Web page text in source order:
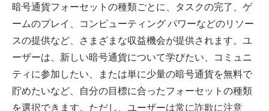
暗号通貨フォーセットの種類ごとに、タスクの完了、ゲ
ームのプレイ、コンピューティング パワーなどのリソー
スの提供など、さまざまな収益機会が提供されます。ユ
ーザーは、新しい暗号通貨について学びたい、コミュニ
ティに参加したい、または単に少量の暗号通貨を無料で
貯めたいなど、自分の目標に合ったフォーセットの種類
を選択できます。ただし、ユーザーは常に詐欺に注意